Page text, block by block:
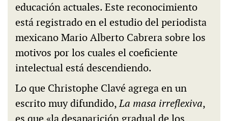
educación actuales. Este reconocimiento
está registrado en el estudio del periodista
mexicano Mario Alberto Cabrera sobre los
motivos por los cuales el coeficiente
intelectual está descendiendo.
Lo que Christophe Clavé agrega en un
escrito muy difundido,La masa irreflexiva,